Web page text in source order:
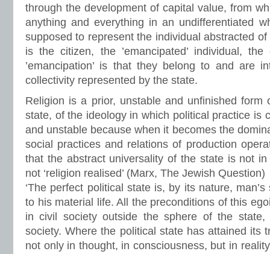
through the development of capital value, from
anything and everything in an undifferentiated
supposed to represent the individual abstracted
is the citizen, the ’emancipated’ individual,
’emancipation’ is that they belong to and are
collectivity represented by the state.
Religion is a prior, unstable and unfinished form
state, of the ideology in which political practice is
and unstable because when it becomes the
social practices and relations of production
that the abstract universality of the state is not
not ‘religion realised’ (Marx, The Jewish Question)
‘The perfect political state is, by its nature,
to his material life. All the preconditions of this
in civil society outside the sphere of the
society. Where the political state has attained its
not only in thought, in consciousness, but in